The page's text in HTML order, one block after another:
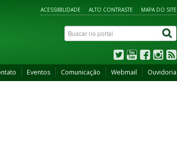
ACESSIBILIDADE ALTO CONTRASTE MAPA DO SITE
Eventos Comunicação Webmail Ouvidoria